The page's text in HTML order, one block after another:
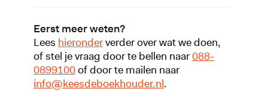
Eerst meer weten?
Lees hieronderverder over wat we doen,
of stel je vraag door te bellen naar088-
0899100of door te mailen naar
info@keesdeboekhouder.nl.